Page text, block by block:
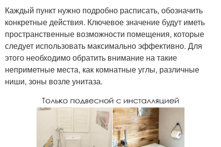
Каждый пункт нужно подробно расписать, обозначить
конкретные действия. Ключевое значение будут иметь
пространственные возможности помещения, которые
следует использовать максимально эффективно. Для
этого необходимо обратить внимание на такие
неприметные места, как комнатные углы, различные
ниши, зоны возле унитаза.